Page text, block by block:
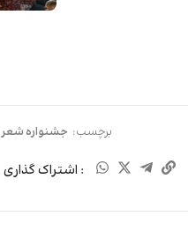
برچسب: جشنواره شعر
: اشتراک گذاری